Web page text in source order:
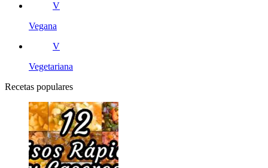
V
Vegana
V
Vegetariana
Recetas populares